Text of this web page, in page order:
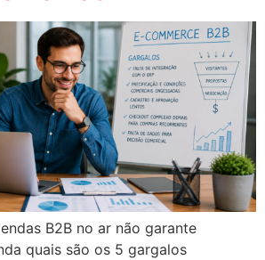
B2B no ar não garante
quais são os 5 gargalos